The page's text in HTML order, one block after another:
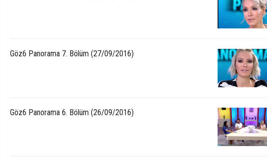
Göz6 Panorama 7. Bölüm (27/09/2016)
Göz6 Panorama 6. Bölüm (26/09/2016)